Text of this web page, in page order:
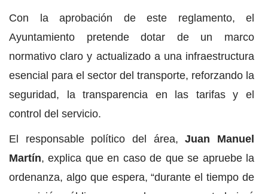
Con la aprobación de este reglamento, el
Ayuntamiento pretende dotar de un marco
normativo claro y actualizado a una infraestructura
esencial para el sector del transporte, reforzando la
seguridad, la transparencia en las tarifas y el
control del servicio.
El responsable político del área,Juan Manuel
Martín, explica que en caso de que se apruebe la
ordenanza, algo que espera, “durante el tiempo de